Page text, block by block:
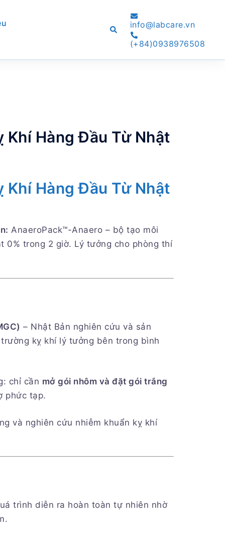
Searchinfo@labcare.vn
(+84)0938976508
Khí Hàng Đầu Từ Nhật
Khí Hàng Đầu Từ Nhật
AnaeroPack™-Anaero – bộ tạo môi
0% trong 2 giờ. Lý tưởng cho phòng thí
– Nhật Bản nghiên cứu và sản
kỵ khí lý tưởng bên trong bình
chỉ cần mở gói nhôm và đặt gói trắng
phức tạp.
và nghiên cứu nhiễm khuẩn kỵ khí
trình diễn ra hoàn toàn tự nhiên nhờ